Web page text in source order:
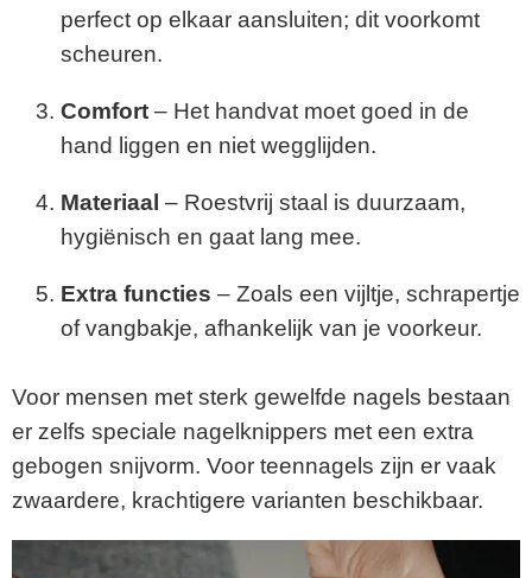
perfect op elkaar aansluiten; dit voorkomt
scheuren.
Comfort– Het handvat moet goed in de
hand liggen en niet wegglijden.
Materiaal – Roestvrij staal is duurzaam,
hygiënisch en gaat lang mee.
Extra functies – Zoals een vijltje, schrapertje
of vangbakje, afhankelijk van je voorkeur.
Voor mensen met sterk gewelfde nagels bestaan
er zelfs speciale nagelknippers met een extra
gebogen snijvorm. Voor teennagels zijn er vaak
zwaardere, krachtigere varianten beschikbaar.